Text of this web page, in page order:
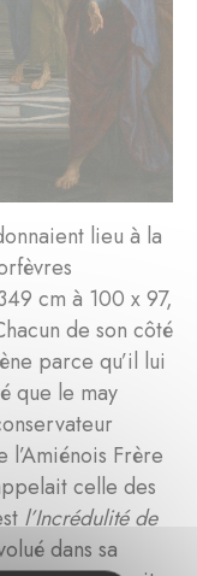
lieu à la
cm à 100 x 97,
de son côté
parce qu’il lui
que le may
l’Amiénois Frère
celle des
l’Incrédulité de
dans sa